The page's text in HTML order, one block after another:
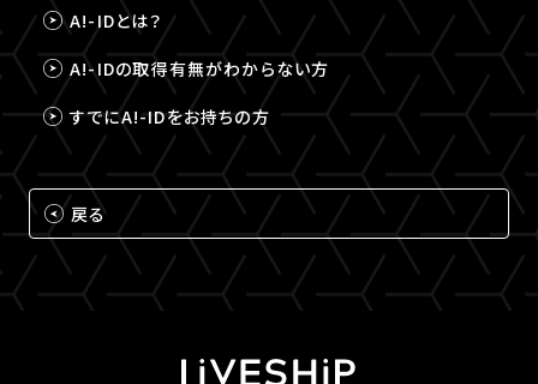
A!-IDとは？
A!-IDの取得有無がわからない方
すでにA!-IDをお持ちの方
戻る